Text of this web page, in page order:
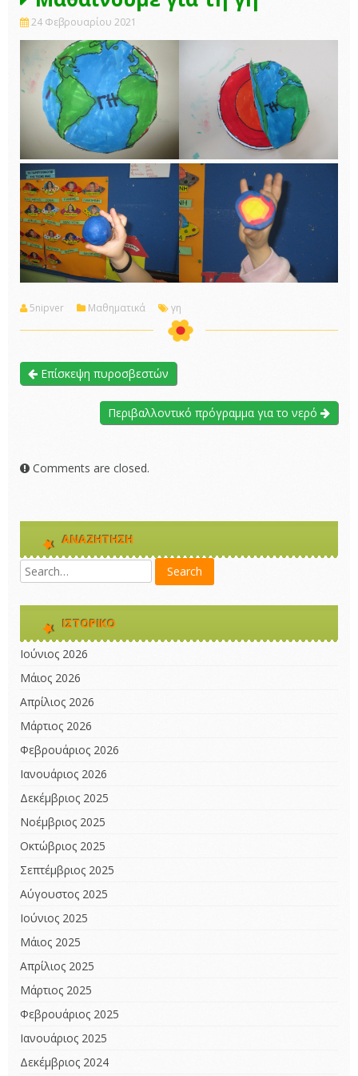
24 Φεβρουαρίου 2021
5nipver Μαθηματικά γη
Επίσκεψη πυροσβεστών
Περιβαλλοντικό πρόγραμμα για το νερό
Comments are closed.
ΑΝΑΖΉΤΗΣΗ
ΙΣΤΟΡΙΚΌ
Ιούνιος 2026
Μάιος 2026
Απρίλιος 2026
Μάρτιος 2026
Φεβρουάριος 2026
Ιανουάριος 2026
Δεκέμβριος 2025
Νοέμβριος 2025
Οκτώβριος 2025
Σεπτέμβριος 2025
Αύγουστος 2025
Ιούνιος 2025
Μάιος 2025
Απρίλιος 2025
Μάρτιος 2025
Φεβρουάριος 2025
Ιανουάριος 2025
Δεκέμβριος 2024